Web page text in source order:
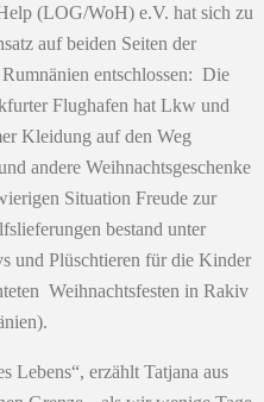
(LOG/WoH) e.V. hat sich zu
auf beiden Seiten der
entschlossen: Die
Flughafen hat Lkw und
Kleidung auf den Weg
andere Weihnachtsgeschenke
Situation Freude zur
bestand unter
und Plüschtieren für die Kinder
Weihnachtsfesten in Rakiv
Lebens“, erzählt Tatjana aus